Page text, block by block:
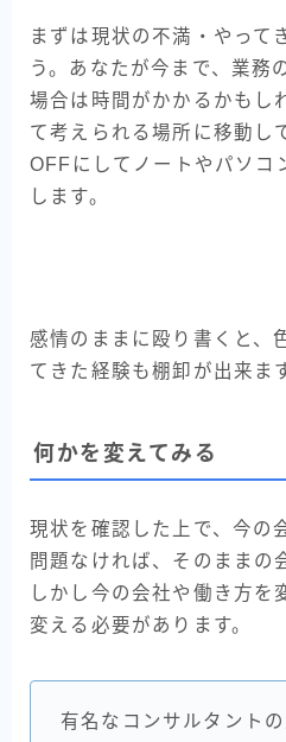
まずは現状の不満・やって
う。あなたが今まで、業務
場合は時間がかかるかもし
て考えられる場所に移動し
OFFにしてノートやパソコ
します。
感情のままに殴り書くと、
てきた経験も棚卸が出来ま
何かを変えてみる
現状を確認した上で、今の
問題なければ、そのままの
しかし今の会社や働き方を
変える必要があります。
有名なコンサルタント